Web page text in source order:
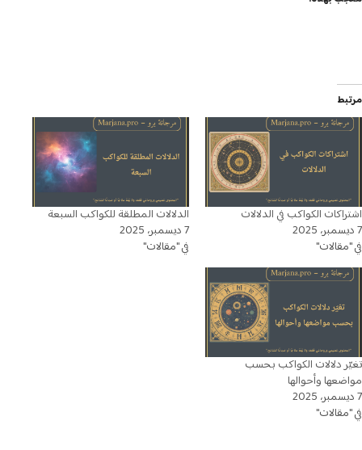
مرتبط
اشتراكات الكواكب في الدلالات
7 ديسمبر، 2025
في "مقالات"
الدلالات المطلقة للكواكب السبعة
7 ديسمبر، 2025
في "مقالات"
تغيّر دلالات الكواكب بحسب
مواضعها وأحوالها
7 ديسمبر، 2025
في "مقالات"